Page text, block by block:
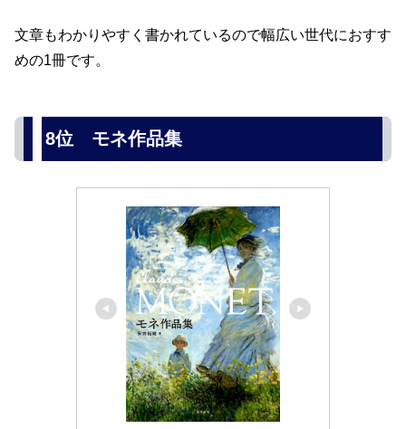
文章もわかりやすく書かれているので幅広い世代におすす
めの1冊です。
8位 モネ作品集